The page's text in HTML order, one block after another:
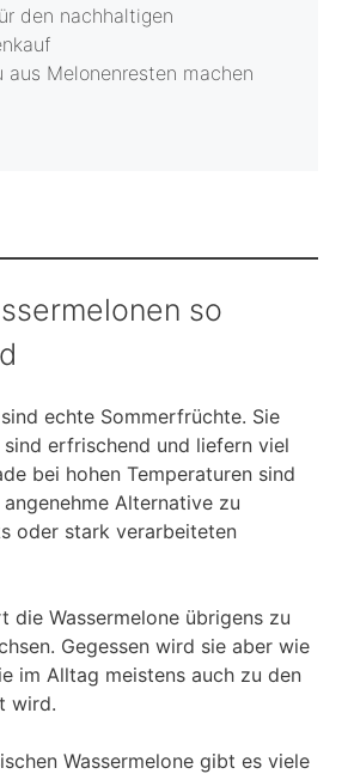
den nachhaltigen
aus Melonenresten machen
so
echte Sommerfrüchte. Sie
sind erfrischend und liefern viel
bei hohen Temperaturen sind
Alternative zu
oder stark verarbeiteten
die Wassermelone übrigens zu
Gegessen wird sie aber wie
im Alltag meistens auch zu den
wird.
Wassermelone gibt es viele